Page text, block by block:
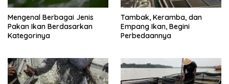
Mengenal Berbagai Jenis
Pakan Ikan Berdasarkan
Kategorinya
Tambak, Keramba, dan
Empang Ikan, Begini
Perbedaannya